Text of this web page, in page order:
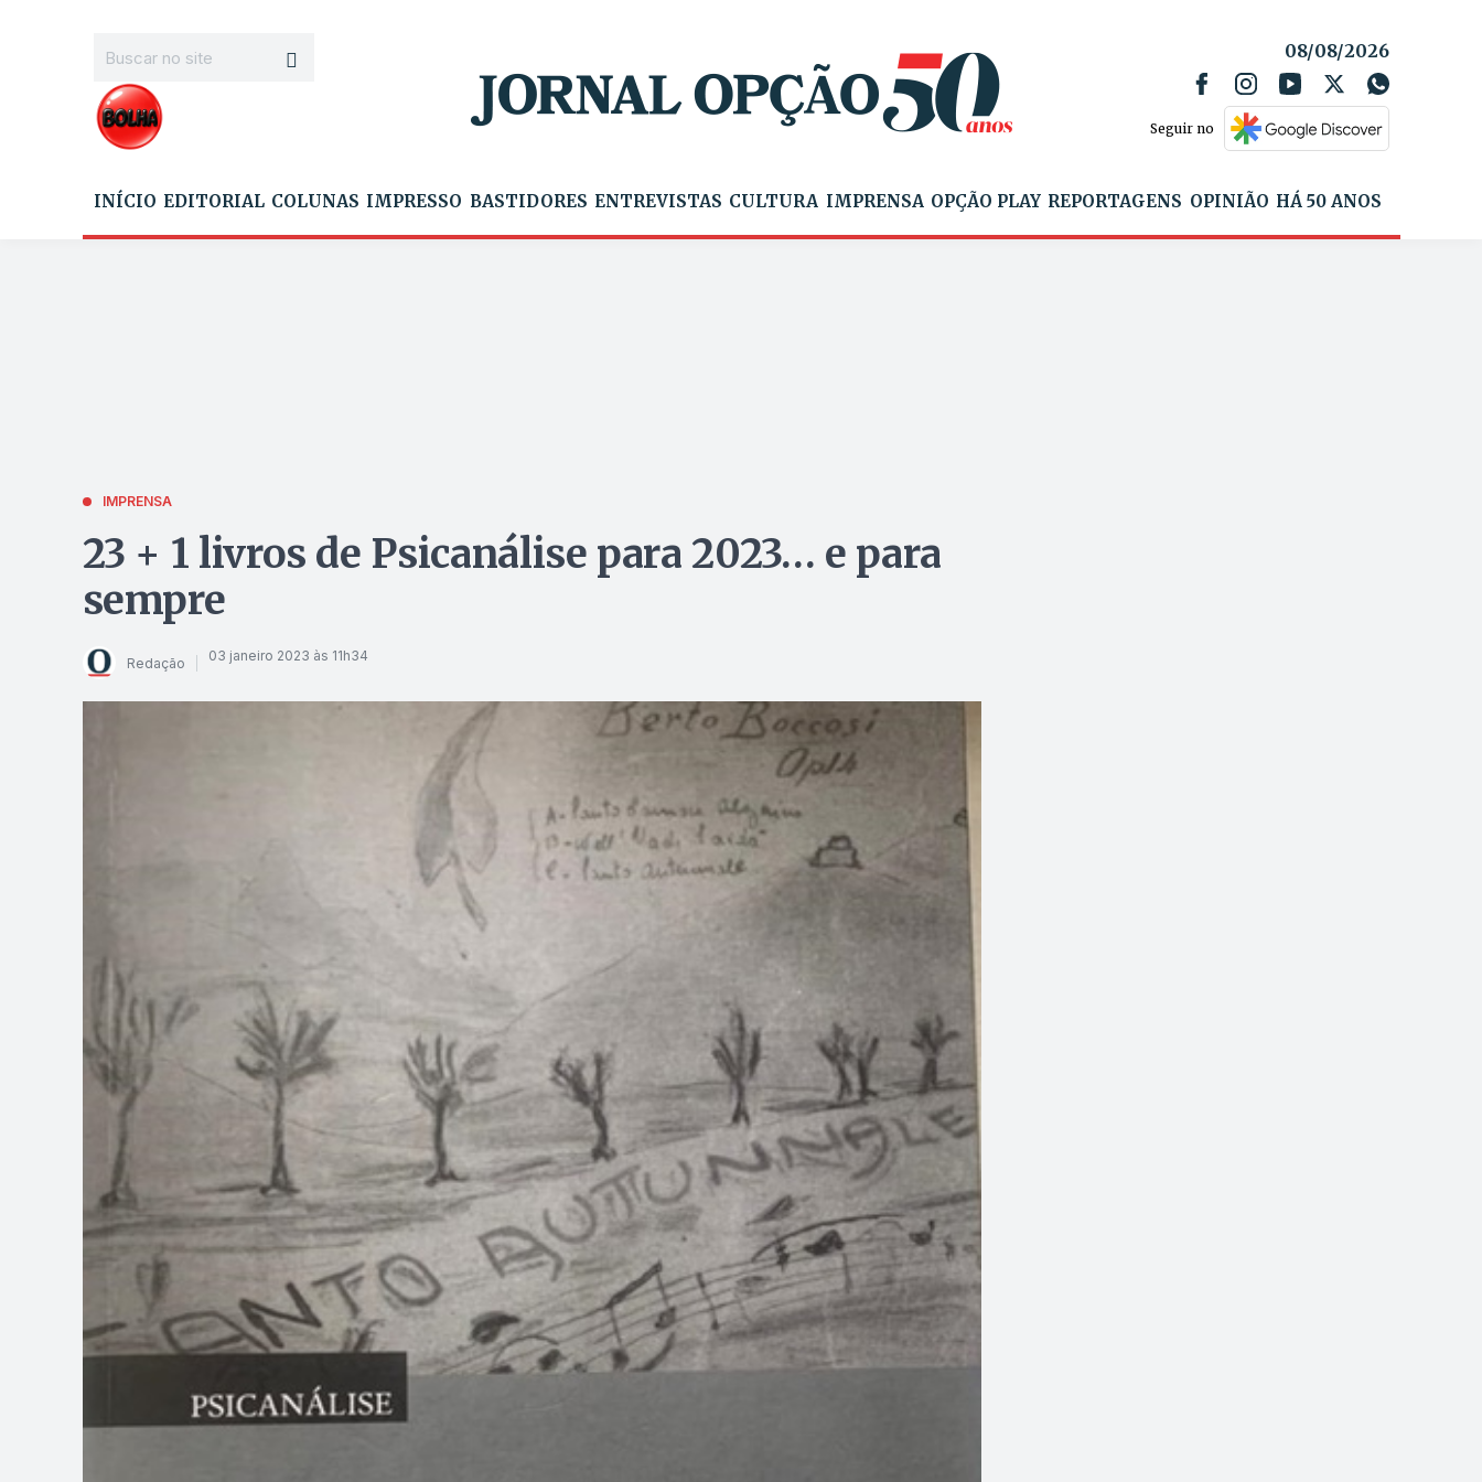
08/08/2026
Seguir no
INÍCIO EDITORIAL COLUNAS IMPRESSO BASTIDORES ENTREVISTAS CULTURA IMPRENSA OPÇÃO PLAY REPORTAGENS OPINIÃO HÁ 50 ANOS
IMPRENSA
23 + 1 livros de Psicanálise para 2023… e para
sempre
Redação 03 janeiro 2023 às 11h34